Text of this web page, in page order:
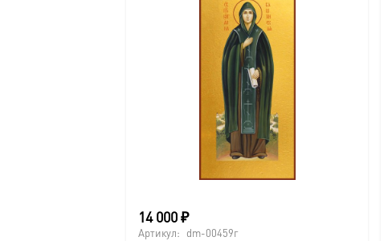
на
странице
товара.
14 000₽
Артикул: dm-00459г